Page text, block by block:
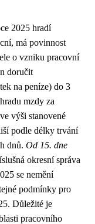
2025 hradí
má povinnost
o vzniku pracovní
doručit
na peníze) do 3
mzdy za
výši stanovené
podle délky trvání
dnů. Od 15. dne
okresní správa
se nemění
podmínky pro
Důležité je
pracovního